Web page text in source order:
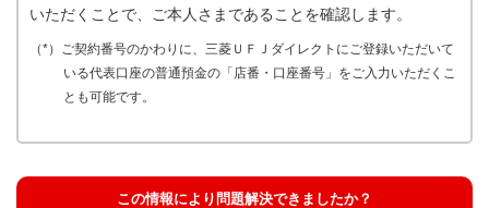
いただくことで、ご本人さまであることを確認します。
（*）ご契約番号のかわりに、三菱ＵＦＪダイレクトにご登録いただいて
いる代表口座の普通預金の「店番・口座番号」をご入力いただくこ
とも可能です。
この情報により問題解決できましたか？